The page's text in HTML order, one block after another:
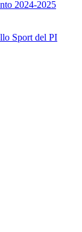
2024-2025
Sport del PI